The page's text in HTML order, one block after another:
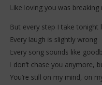
Like loving you was breaking
But every step I take tonight
Every laugh is slightly wrong
Every song sounds like
I don’t chase you anymore,
You’re still on my mind, on